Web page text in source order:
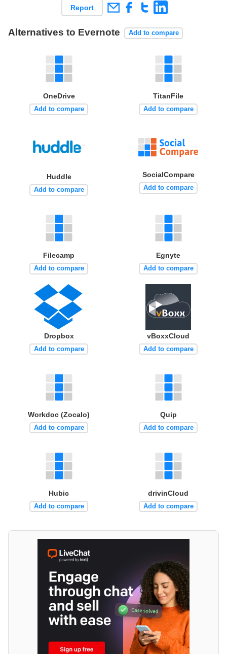
Report
Alternatives to Evernote Add to compare
OneDrive
Add to compare
TitanFile
Add to compare
Huddle
Add to compare
SocialCompare
Add to compare
Filecamp
Add to compare
Egnyte
Add to compare
Dropbox
Add to compare
vBoxxCloud
Add to compare
Workdoc (Zocalo)
Add to compare
Quip
Add to compare
Hubic
Add to compare
drivinCloud
Add to compare